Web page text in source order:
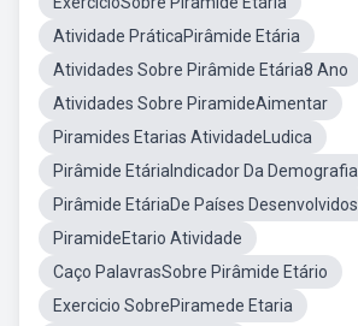
Atividade PráticaPirâmide Etária
Atividades Sobre Pirâmide Etária8 Ano
Atividades Sobre PiramideAimentar
Piramides Etarias AtividadeLudica
Pirâmide EtáriaIndicador Da Demografia
Pirâmide EtáriaDe Países Desenvolvidos
PiramideEtario Atividade
Caço PalavrasSobre Pirâmide Etário
Exercicio SobrePiramede Etaria